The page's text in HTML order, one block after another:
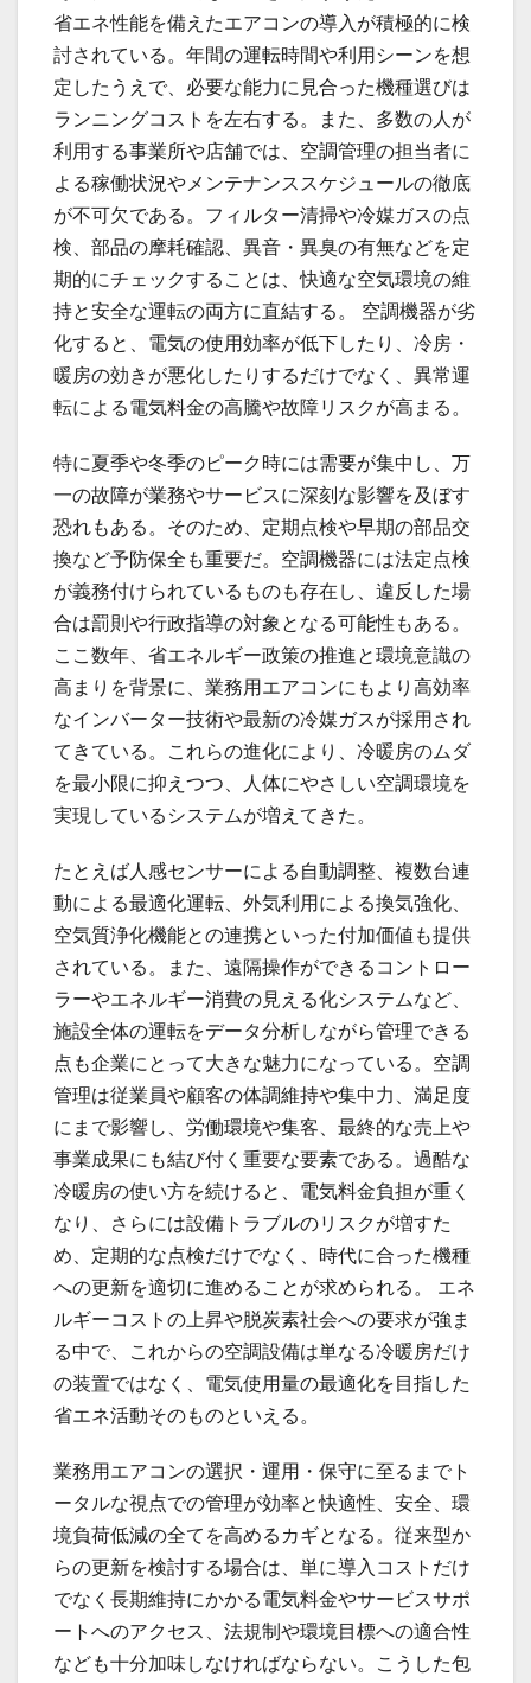
省エネ性能を備えたエアコンの導入が積極的に検
討されている。年間の運転時間や利用シーンを想
定したうえで、必要な能力に見合った機種選びは
ランニングコストを左右する。また、多数の人が
利用する事業所や店舗では、空調管理の担当者に
よる稼働状況やメンテナンススケジュールの徹底
が不可欠である。フィルター清掃や冷媒ガスの点
検、部品の摩耗確認、異音・異臭の有無などを定
期的にチェックすることは、快適な空気環境の維
持と安全な運転の両方に直結する。 空調機器が劣
化すると、電気の使用効率が低下したり、冷房・
暖房の効きが悪化したりするだけでなく、異常運
転による電気料金の高騰や故障リスクが高まる。
特に夏季や冬季のピーク時には需要が集中し、万
一の故障が業務やサービスに深刻な影響を及ぼす
恐れもある。そのため、定期点検や早期の部品交
換など予防保全も重要だ。空調機器には法定点検
が義務付けられているものも存在し、違反した場
合は罰則や行政指導の対象となる可能性もある。
ここ数年、省エネルギー政策の推進と環境意識の
高まりを背景に、業務用エアコンにもより高効率
なインバーター技術や最新の冷媒ガスが採用され
てきている。これらの進化により、冷暖房のムダ
を最小限に抑えつつ、人体にやさしい空調環境を
実現しているシステムが増えてきた。
たとえば人感センサーによる自動調整、複数台連
動による最適化運転、外気利用による換気強化、
空気質浄化機能との連携といった付加価値も提供
されている。また、遠隔操作ができるコントロー
ラーやエネルギー消費の見える化システムなど、
施設全体の運転をデータ分析しながら管理できる
点も企業にとって大きな魅力になっている。空調
管理は従業員や顧客の体調維持や集中力、満足度
にまで影響し、労働環境や集客、最終的な売上や
事業成果にも結び付く重要な要素である。過酷な
冷暖房の使い方を続けると、電気料金負担が重く
なり、さらには設備トラブルのリスクが増すた
め、定期的な点検だけでなく、時代に合った機種
への更新を適切に進めることが求められる。 エネ
ルギーコストの上昇や脱炭素社会への要求が強ま
る中で、これからの空調設備は単なる冷暖房だけ
の装置ではなく、電気使用量の最適化を目指した
省エネ活動そのものといえる。
業務用エアコンの選択・運用・保守に至るまでト
ータルな視点での管理が効率と快適性、安全、環
境負荷低減の全てを高めるカギとなる。従来型か
らの更新を検討する場合は、単に導入コストだけ
でなく長期維持にかかる電気料金やサービスサポ
ートへのアクセス、法規制や環境目標への適合性
なども十分加味しなければならない。こうした包